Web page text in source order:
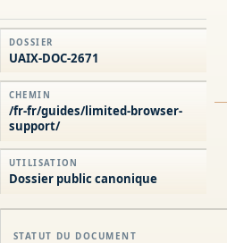
DOSSIER
UAIX-DOC-2671
CHEMIN
/fr-fr/guides/limited-browser-
support/
UTILISATION
Dossier public canonique
STATUT DU DOCUMENT